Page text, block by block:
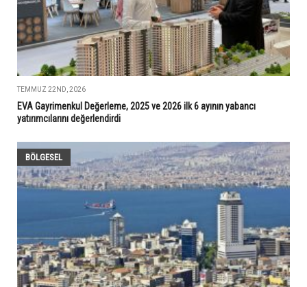
TEMMUZ 22ND, 2026
EVA Gayrimenkul Değerleme, 2025 ve 2026 ilk 6 ayının yabancı
yatırımcılarını değerlendirdi
BÖLGESEL